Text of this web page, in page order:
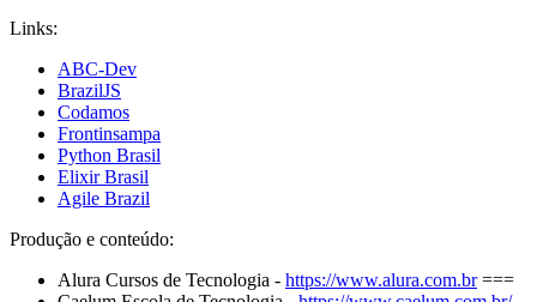
Links:
ABC-Dev
BrazilJS
Codamos
Frontinsampa
Python Brasil
Elixir Brasil
Agile Brazil
Produção e conteúdo:
Alura Cursos de Tecnologia - https://www.alura.com.br===